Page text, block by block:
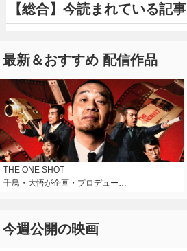
【総合】今読まれている記事
最新＆おすすめ 配信作品
THE ONE SHOT
千鳥・大悟が企画・プロデュー…
今週公開の映画